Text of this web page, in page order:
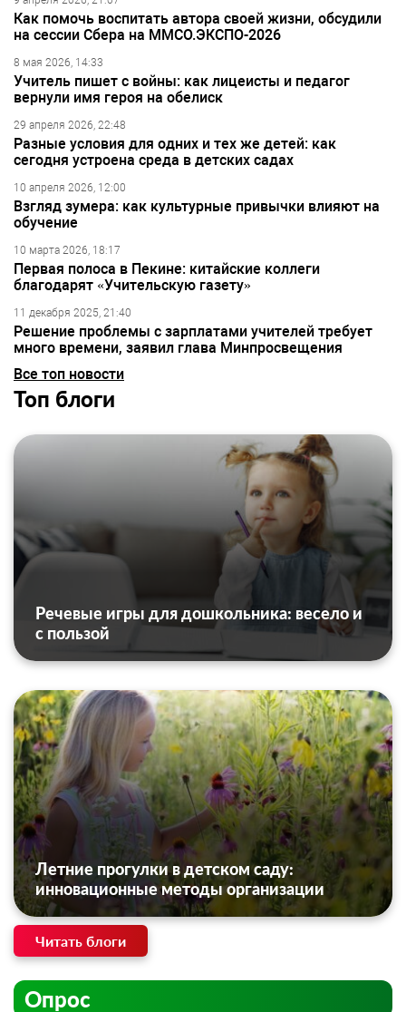
Как помочь воспитать автора своей жизни, обсудили
на сессии Сбера на ММСО.ЭКСПО-2026
8 мая 2026, 14:33
Учитель пишет с войны: как лицеисты и педагог
вернули имя героя на обелиск
29 апреля 2026, 22:48
Разные условия для одних и тех же детей: как
сегодня устроена среда в детских садах
10 апреля 2026, 12:00
Взгляд зумера: как культурные привычки влияют на
обучение
10 марта 2026, 18:17
Первая полоса в Пекине: китайские коллеги
благодарят «Учительскую газету»
11 декабря 2025, 21:40
Решение проблемы с зарплатами учителей требует
много времени, заявил глава Минпросвещения
Все топ новости
Топ блоги
Речевые игры для дошкольника: весело и
с пользой
Летние прогулки в детском саду:
инновационные методы организации
Читать блоги
Опрос